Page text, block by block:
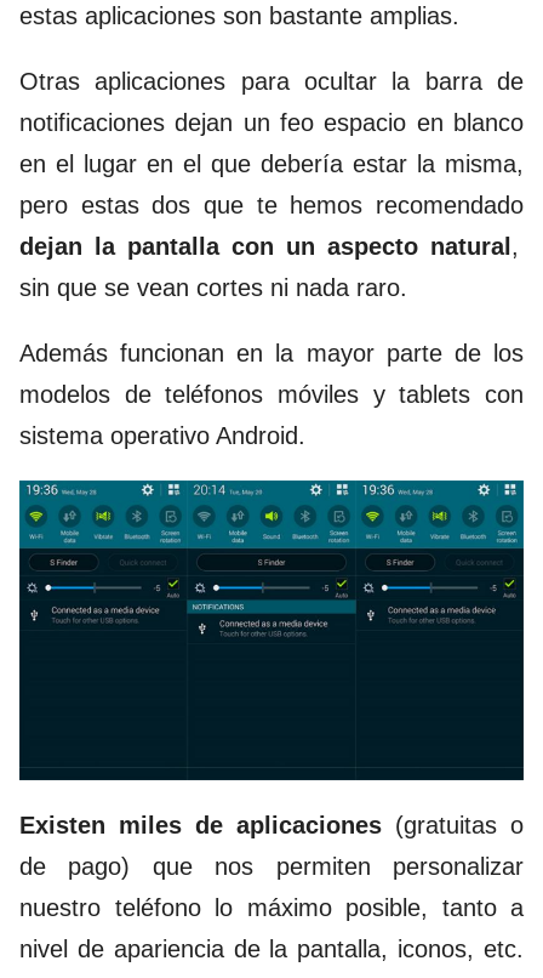
estas aplicaciones son bastante amplias.
Otras aplicaciones para ocultar la barra de
notificaciones dejan un feo espacio en blanco
en el lugar en el que debería estar la misma,
pero estas dos que te hemos recomendado
dejan la pantalla con un aspecto natural ,
sin que se vean cortes ni nada raro.
Además funcionan en la mayor parte de los
modelos de teléfonos móviles y tablets con
sistema operativo Android.
Existen miles de aplicaciones (gratuitas o
de pago) que nos permiten personalizar
nuestro teléfono lo máximo posible, tanto a
nivel de apariencia de la pantalla, iconos, etc.